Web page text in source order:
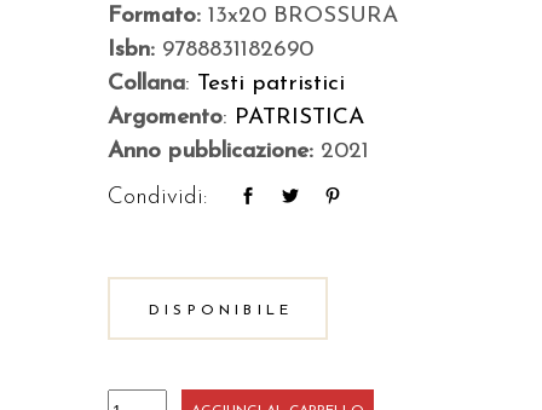
Formato: 13x20 BROSSURA
Isbn: 9788831182690
Collana: Testi patristici
Argomento: PATRISTICA
Anno pubblicazione: 2021
Condividi:
DISPONIBILE
Storia